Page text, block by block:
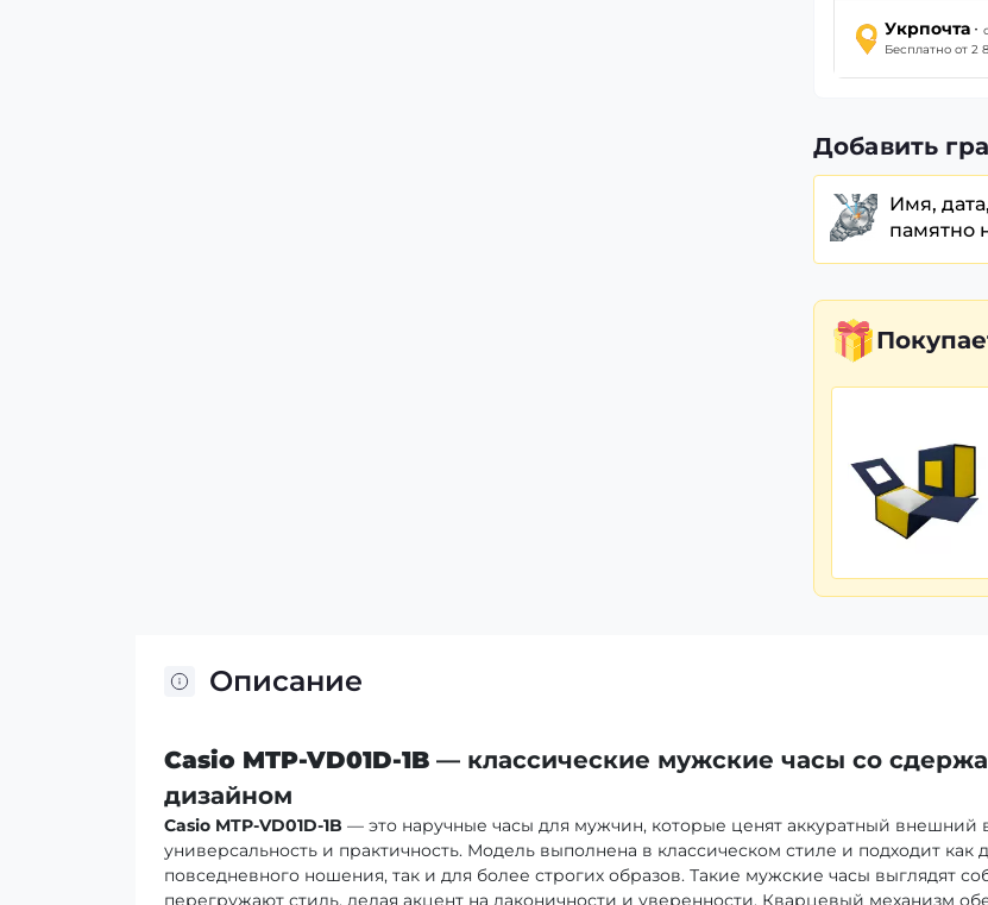
Укрпочта ·
Бесплатно от 2
Добавить
Имя,
памятно
Описание
Casio MTP-VD01D-1B — классические мужские часы со
дизайном
Casio MTP-VD01D-1B — это наручные часы для мужчин, которые ценят аккуратный внешний
универсальность и практичность. Модель выполнена в классическом стиле и подходит как
повседневного ношения, так и для более строгих образов. Такие мужские часы выглядят
перегружают стиль, делая акцент на лаконичности и уверенности. Кварцевый механизм